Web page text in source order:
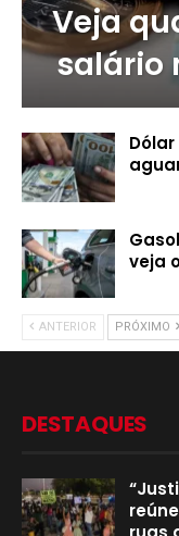
Veja
salário
veja
ANTERIOR PRÓXIMO
DESTAQUES